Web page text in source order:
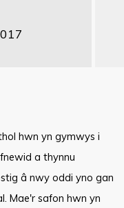
hwn yn gymwys i
a thynnu
â nwy oddi yno gan
Mae'r safon hwn yn